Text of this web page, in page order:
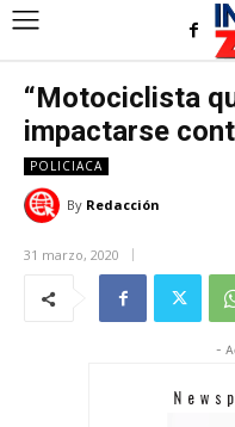
“Motociclista
impactarse
POLICIACA
By Redacción
31 marzo, 2020
-